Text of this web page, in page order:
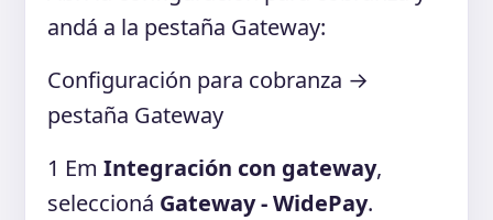
andá a la pestaña Gateway:
Configuración para cobranza →
pestaña Gateway
1 Em Integración con gateway,
seleccioná Gateway - WidePay.